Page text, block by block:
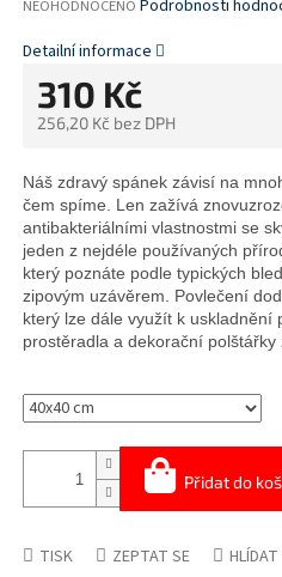
PRODUKTU
0,0
NEOHODNOCENO Podrobnosti
310 Kč
256,20 Kč bez DPH
Přidat do
Náš zdravý spánek závisí na
čem spíme. Len zažívá
antibakteriálními vlastnostmi se
jeden z nejdéle používaných
který poznáte podle typických
zipovým uzávěrem. Povlečení
který lze dále využít k uskladnění
prostěradla a dekorační polštářky
Detailní informace
TISK ZEPTAT SE HLÍDAT